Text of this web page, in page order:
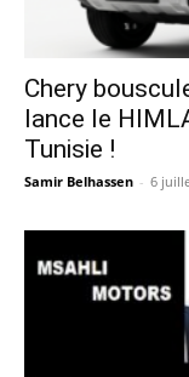
Chery
lance le
Tunisie !
Samir Belhassen - 6